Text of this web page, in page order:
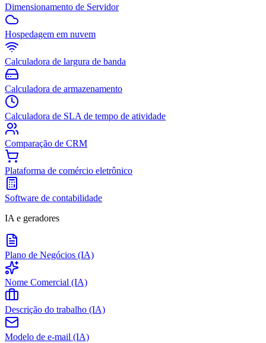
Dimensionamento de Servidor
Hospedagem em nuvem
Calculadora de largura de banda
Calculadora de armazenamento
Calculadora de SLA de tempo de atividade
Comparação de CRM
Plataforma de comércio eletrônico
Software de contabilidade
IA e geradores
Plano de Negócios (IA)
Nome Comercial (IA)
Descrição do trabalho (IA)
Modelo de e-mail (IA)